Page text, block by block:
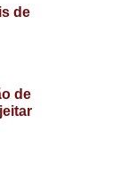
de
de